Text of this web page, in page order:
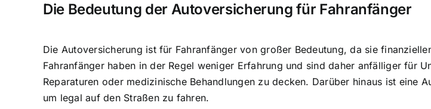
Die Bedeutung der Autoversicherung für Fahranfänger
Die Autoversicherung ist für Fahranfänger von großer Bedeutung, da sie
Fahranfänger haben in der Regel weniger Erfahrung und sind daher anfälliger für
Reparaturen oder medizinische Behandlungen zu decken. Darüber hinaus ist eine
um legal auf den Straßen zu fahren.